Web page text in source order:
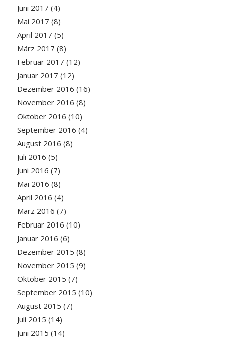
Juni 2017 (4)
Mai 2017 (8)
April 2017 (5)
März 2017 (8)
Februar 2017 (12)
Januar 2017 (12)
Dezember 2016 (16)
November 2016 (8)
Oktober 2016 (10)
September 2016 (4)
August 2016 (8)
Juli 2016 (5)
Juni 2016 (7)
Mai 2016 (8)
April 2016 (4)
März 2016 (7)
Februar 2016 (10)
Januar 2016 (6)
Dezember 2015 (8)
November 2015 (9)
Oktober 2015 (7)
September 2015 (10)
August 2015 (7)
Juli 2015 (14)
Juni 2015 (14)